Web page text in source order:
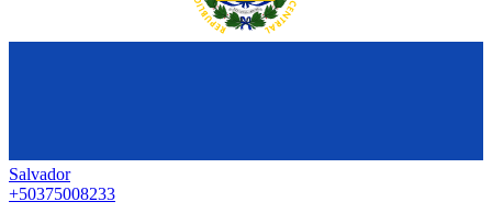
Salvador
+50375008233